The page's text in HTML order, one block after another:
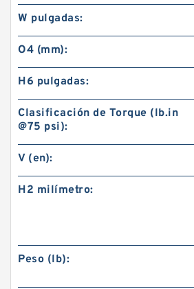
W pulgadas:
O4 (mm):
H6 pulgadas:
Clasificación de Torque (lb.in
@75 psi):
V (en):
H2 milímetro:
Peso (lb):